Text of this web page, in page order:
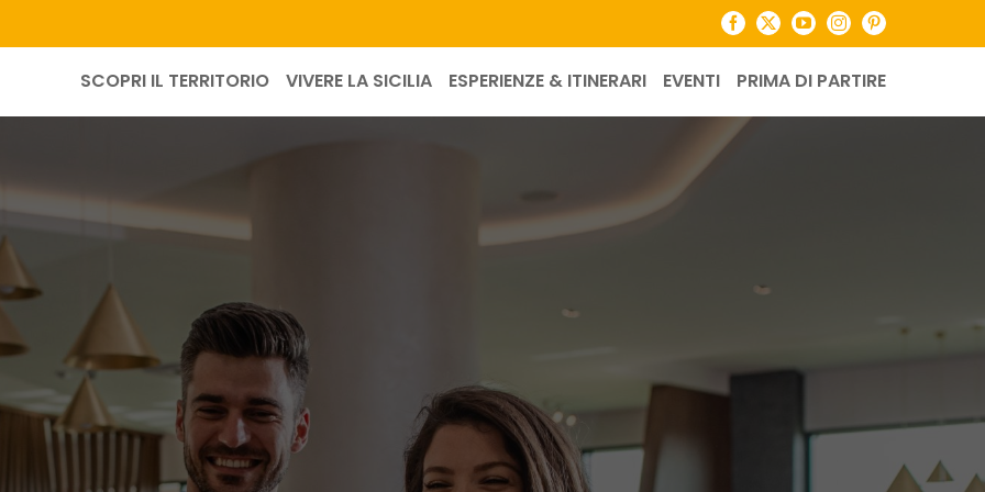
Facebook
X YouTubeInstagramPinterest
SCOPRI IL TERRITORIO VIVERE LA SICILIA ESPERIENZE & ITINERARI EVENTI PRIMA DI PARTIRE